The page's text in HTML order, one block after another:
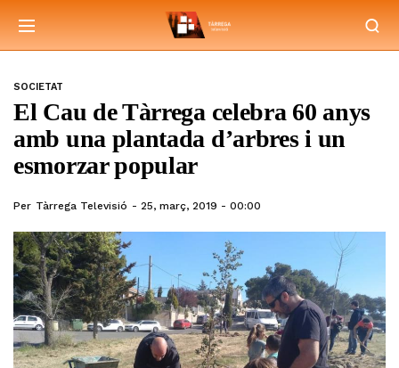
SOCIETAT
El Cau de Tàrrega celebra 60 anys
amb una plantada d’arbres i un
esmorzar popular
Per Tàrrega Televisió 25, març, 2019 - 00:00